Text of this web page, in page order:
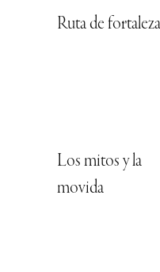
Ruta de
Los mitos y la
movida